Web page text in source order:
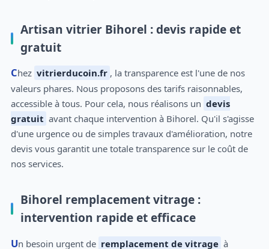
Artisan vitrier Bihorel : devis rapide et
gratuit
Chez vitrierducoin.fr , la transparence est l'une de nos
valeurs phares. Nous proposons des tarifs raisonnables,
accessible à tous. Pour cela, nous réalisons un devis
gratuit avant chaque intervention à Bihorel. Qu'il s'agisse
d'une urgence ou de simples travaux d'amélioration, notre
devis vous garantit une totale transparence sur le coût de
nos services.
Bihorel remplacement vitrage :
intervention rapide et efficace
Un besoin urgent de remplacement de vitrage à